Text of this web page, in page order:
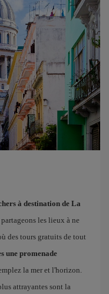
à destination de La
les lieux à ne
des tours gratuits de tout
une promenade
la mer et l'horizon.
attrayantes sont la